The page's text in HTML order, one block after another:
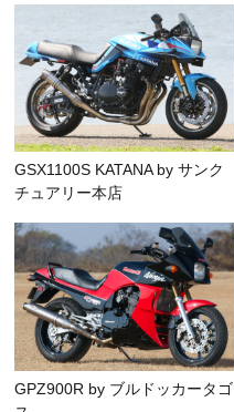
GSX1100S KATANA by サンク
チュアリー本店
GPZ900R by ブルドッカータゴ